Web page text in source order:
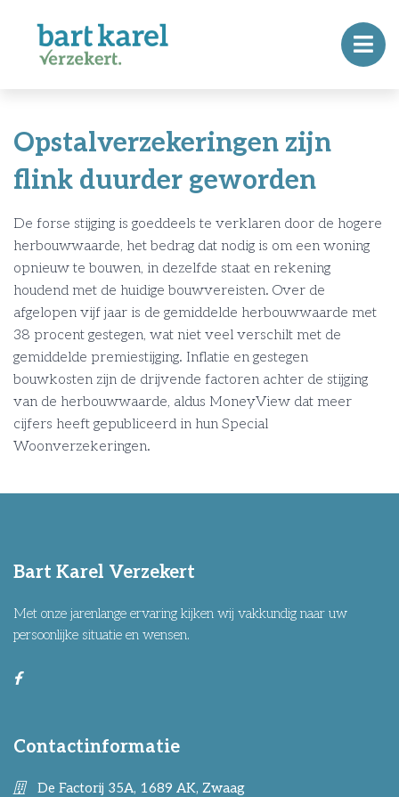
Opstalverzekeringen zijn
flink duurder geworden
De forse stijging is goeddeels te verklaren door de hogere
herbouwwaarde, het bedrag dat nodig is om een woning
opnieuw te bouwen, in dezelfde staat en rekening
houdend met de huidige bouwvereisten. Over de
afgelopen vijf jaar is de gemiddelde herbouwwaarde met
38 procent gestegen, wat niet veel verschilt met de
gemiddelde premiestijging. Inflatie en gestegen
bouwkosten zijn de drijvende factoren achter de stijging
van de herbouwwaarde, aldus MoneyView dat meer
cijfers heeft gepubliceerd in hun Special
Woonverzekeringen.
Bart Karel Verzekert
Met onze jarenlange ervaring kijken wij vakkundig naar uw
persoonlijke situatie en wensen.
Contactinformatie
De Factorij 35A, 1689 AK, Zwaag